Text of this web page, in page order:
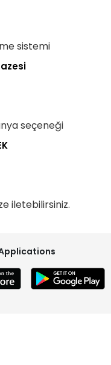
sistemi
seçeneği
iletebilirsiniz.